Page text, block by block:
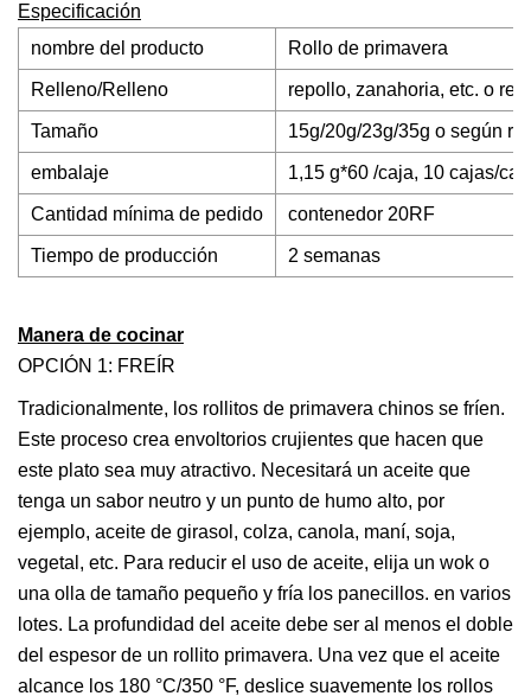
Especificación
nombre del producto
Rollo de primavera
Relleno/Relleno repollo, zanahoria, etc. o
Tamaño 15g/20g/23g/35g o según
embalaje 1,15 g*60 /caja, 10 cajas/
Cantidad mínima de pedido contenedor 20RF
Tiempo de producción 2 semanas
Manera de cocinar
OPCIÓN 1: FREÍR
Tradicionalmente, los rollitos de primavera chinos se fríen.
Este proceso crea envoltorios crujientes que hacen que
este plato sea muy atractivo. Necesitará un aceite que
tenga un sabor neutro y un punto de humo alto, por
ejemplo, aceite de girasol, colza, canola, maní, soja,
vegetal, etc. Para reducir el uso de aceite, elija un wok o
una olla de tamaño pequeño y fría los panecillos. en varios
lotes. La profundidad del aceite debe ser al menos el doble
del espesor de un rollito primavera. Una vez que el aceite
alcance los 180 °C/350 °F, deslice suavemente los rollos